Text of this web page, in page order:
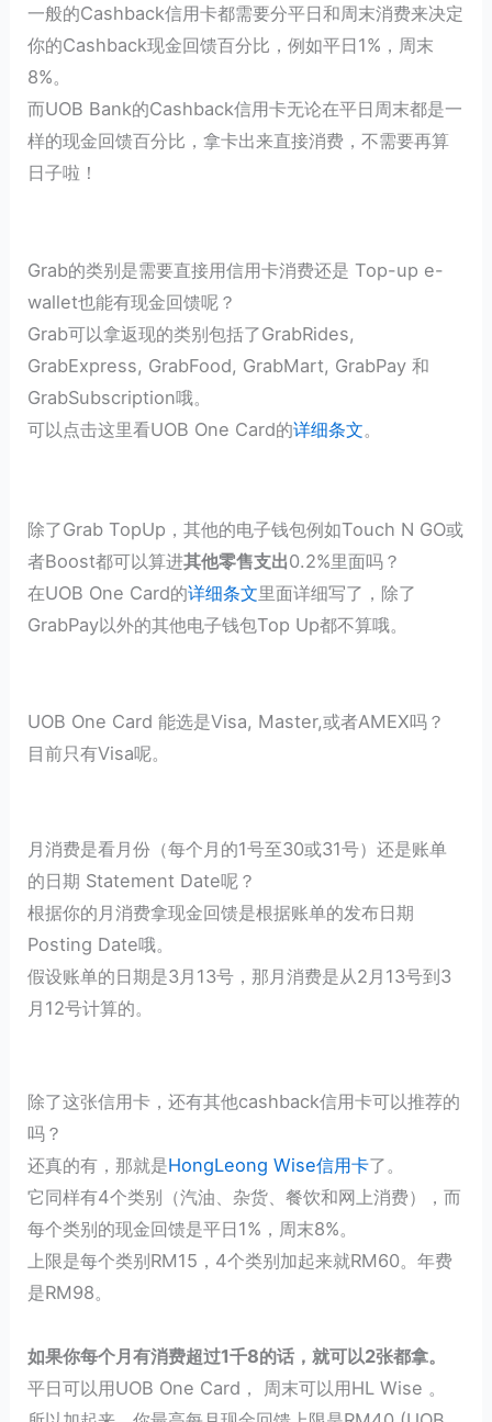
一般的Cashback信用卡都需要分平日和周末消费来决定
你的Cashback现金回馈百分比，例如平日1%，周末
8%。
而UOB Bank的Cashback信用卡无论在平日周末都是一
样的现金回馈百分比，拿卡出来直接消费，不需要再算
日子啦！
Grab的类别是需要直接用信用卡消费还是 Top-up e-
wallet也能有现金回馈呢？
Grab可以拿返现的类别包括了GrabRides,
GrabExpress, GrabFood, GrabMart, GrabPay 和
GrabSubscription哦。
可以点击这里看UOB One Card的详细条文。
除了Grab TopUp，其他的电子钱包例如Touch N GO或
者Boost都可以算进其他零售支出0.2%里面吗？
在UOB One Card的详细条文里面详细写了，除了
GrabPay以外的其他电子钱包Top Up都不算哦。
UOB One Card 能选是Visa, Master,或者AMEX吗？
目前只有Visa呢。
月消费是看月份（每个月的1号至30或31号）还是账单
的日期 Statement Date呢？
根据你的月消费拿现金回馈是根据账单的发布日期
Posting Date哦。
假设账单的日期是3月13号，那月消费是从2月13号到3
月12号计算的。
除了这张信用卡，还有其他cashback信用卡可以推荐的
吗？
还真的有，那就是HongLeong Wise信用卡了。
它同样有4个类别（汽油、杂货、餐饮和网上消费），而
每个类别的现金回馈是平日1%，周末8%。
上限是每个类别RM15，4个类别加起来就RM60。年费
是RM98。
如果你每个月有消费超过1千8的话，就可以2张都拿。
平日可以用UOB One Card， 周末可以用HL Wise 。